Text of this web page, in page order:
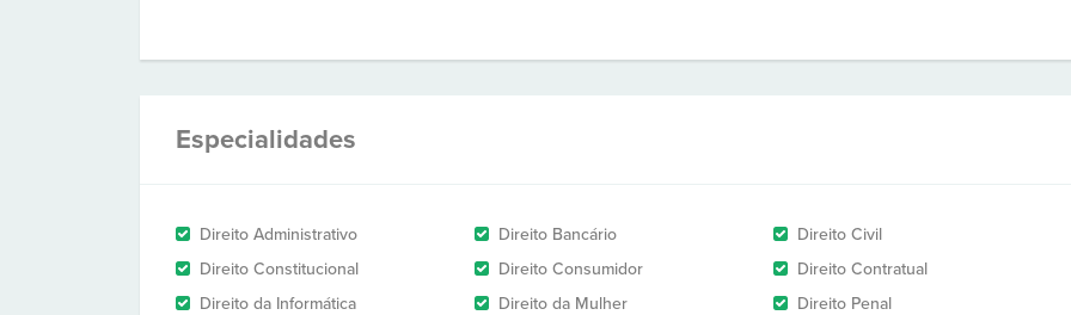
Especialidades
Direito Administrativo Direito Bancário
Direito Civil
Direito Constitucional
Direito Consumidor
Direito Contratual
Direito da Informática
Direito da Mulher
Direito Penal